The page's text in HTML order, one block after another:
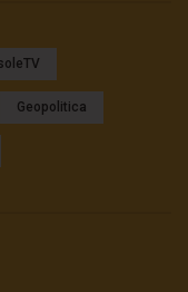
Geopolitica